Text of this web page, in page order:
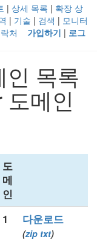
| 상세 목록 | 확장 상
| 기술 | 검색 | 모니터
처 가입하기 | 로그
인 목록
메인
도
메
인
1 다운로드
(zip txt)